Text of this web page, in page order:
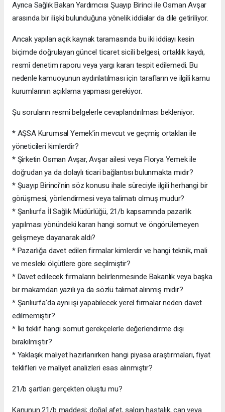
Ayrıca Sağlık Bakan Yardımcısı Şuayıp Birinci ile Osman Avşar
arasında bir ilişki bulunduğuna yönelik iddialar da dile getiriliyor.
Ancak yapılan açık kaynak taramasında bu iki iddiayı kesin
biçimde doğrulayan güncel ticaret sicili belgesi, ortaklık kaydı,
resmî denetim raporu veya yargı kararı tespit edilemedi. Bu
nedenle kamuoyunun aydınlatılması için tarafların ve ilgili kamu
kurumlarının açıklama yapması gerekiyor.
Şu soruların resmî belgelerle cevaplandırılması bekleniyor:
* AŞSA Kurumsal Yemek’in mevcut ve geçmiş ortakları ile
yöneticileri kimlerdir?
* Şirketin Osman Avşar, Avşar ailesi veya Florya Yemek ile
doğrudan ya da dolaylı ticari bağlantısı bulunmakta mıdır?
* Şuayıp Birinci’nin söz konusu ihale süreciyle ilgili herhangi bir
görüşmesi, yönlendirmesi veya talimatı olmuş mudur?
* Şanlıurfa İl Sağlık Müdürlüğü, 21/b kapsamında pazarlık
yapılması yönündeki kararı hangi somut ve öngörülemeyen
gelişmeye dayanarak aldı?
* Pazarlığa davet edilen firmalar kimlerdir ve hangi teknik, mali
ve mesleki ölçütlere göre seçilmiştir?
* Davet edilecek firmaların belirlenmesinde Bakanlık veya başka
bir makamdan yazılı ya da sözlü talimat alınmış mıdır?
* Şanlıurfa’da aynı işi yapabilecek yerel firmalar neden davet
edilmemiştir?
* İki teklif hangi somut gerekçelerle değerlendirme dışı
bırakılmıştır?
* Yaklaşık maliyet hazırlanırken hangi piyasa araştırmaları, fiyat
teklifleri ve maliyet analizleri esas alınmıştır?
21/b şartları gerçekten oluştu mu?